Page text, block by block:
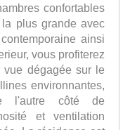
confortables
plus grande avec
ainsi
vous profiterez
dégagée sur le
environnantes,
l'autre côté de
et ventilation